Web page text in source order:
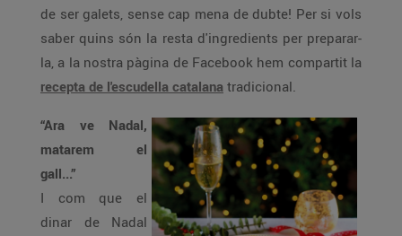
de ser galets, sense cap mena de dubte! Per si vols
saber quins són la resta d'ingredients per preparar-
la, a la nostra pàgina de Facebook hem compartit la
recepta de l'escudella catalana tradicional.
“Ara ve Nadal,
matarem el
gall...”
I com que el
dinar de Nadal